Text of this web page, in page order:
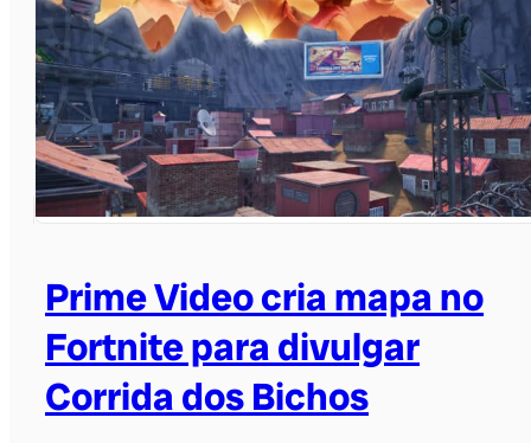
Prime Video cria mapa no
Fortnite para divulgar
Corrida dos Bichos